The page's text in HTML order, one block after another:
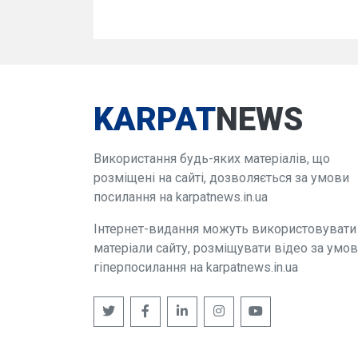
KARPATNEWS
Використання будь-яких матеріалів, що
розміщені на сайті, дозволяється за умови
посилання на karpatnews.in.ua
Інтернет-видання можуть використовувати
матеріали сайту, розміщувати відео за
гіперпосилання на karpatnews.in.ua